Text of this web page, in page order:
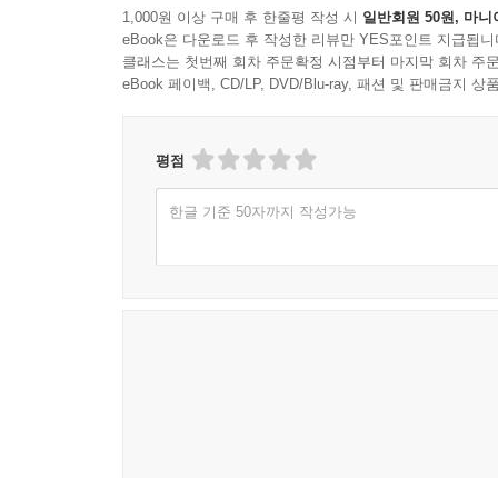
손자까지 잃는 비극 속에서도 예술로 대중이 겪는
예술이 된 수많은 어머니를 떠올린다.
응시하는 일이라는 것을 깨닫는다. ‘보는 행위’는
화가들의 인생작으로 마주하는
1,000원 이상 구매 후 한줄평 작성 시 일반회원 50원, 마니
eBook은 다운로드 후 작성한 리뷰만 YES포인트 지급됩니
클래스는 첫번째 회차 주문확정 시점부터 마지막 회차 주
eBook 페이백, CD/LP, DVD/Blu-ray, 패션 및 판매금지 상
평점
한글 기준 50자까지 작성가능